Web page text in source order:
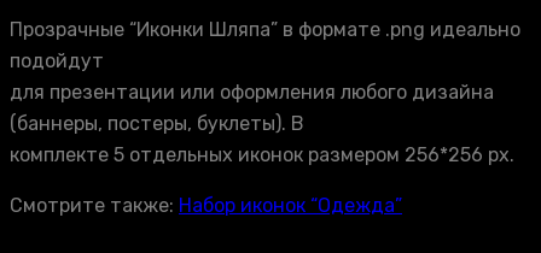
Прозрачные “Иконки Шляпа” в формате .png идеально
подойдут
для презентации или оформления любого дизайна
(баннеры, постеры, буклеты). В
комплекте 5 отдельных иконок размером 256*256 px.
Смотрите также: Набор иконок “Одежда”